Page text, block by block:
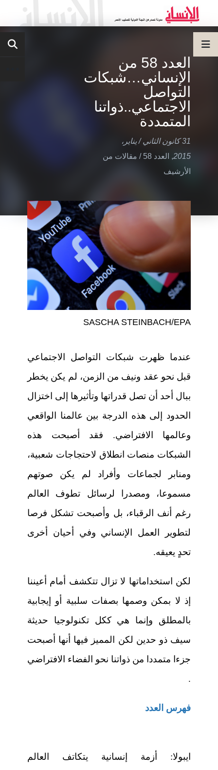
العدد 58 من
الإنساني…شبكات
التواصل
الاجتماعي..ذواتنا
المتمددة
31 كانون الثاني / يناير،
2015
, العدد 58 / مقالات من
الأرشيف
SASCHA STEINBACH/EPA
عندما ظهرت شبكات التواصل الاجتماعي
قبل نحو عقد ونيف من الزمن، لم يكن يخطر
ببال أحد أن تصل قدراتها وتأثيرها إلى اختزال
الحدود إلى هذه الدرجة بين عالمنا الواقعي
وعالمها الافتراضي. فقد أصبحت هذه
الشبكات منصات انطلاق لاحتجاجات شعبية،
ومنابر لجماعات وأفراد لم يكن صوتهم
مسموعا، ومصدرا لرسائل تطوف العالم
رغم أنف الرقباء، بل وأصبحت تشكل فرصا
لتطوير العمل الإنساني وفي أحيان أخرى
تحدٍ يعيقه.
لكن استخداماتها لا تزال تتكشف أمام أعيننا
إذ لا بمكن وصمها بصفات سلبية أو إيجابية
بالمطلق وإنما هي ككل تكنولوجيا حديثة
سيف ذو حدين لكن المميز فيها أنها أصبحت
جزءا متمددا من ذواتنا نحو الفضاء الافتراضي
.
فهرس العدد
ايبولا: أزمة إنسانية يتكاتف العالم